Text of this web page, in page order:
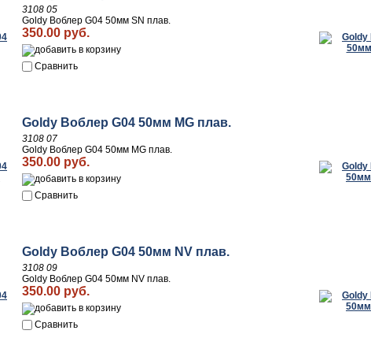
3108 05
Goldy Воблер G04 50мм SN плав.
350.00 руб.
Сравнить
Goldy Воблер G04 50мм MG плав.
3108 07
Goldy Воблер G04 50мм MG плав.
350.00 руб.
Сравнить
Goldy Воблер G04 50мм NV плав.
3108 09
Goldy Воблер G04 50мм NV плав.
350.00 руб.
Сравнить